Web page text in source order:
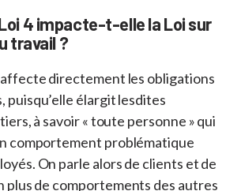
4 impacte-t-elle la Loi sur
travail ?
directement les obligations
puisqu’elle élargit lesdites
à savoir « toute personne » qui
comportement problématique
On parle alors de clients et de
plus de comportements des autres